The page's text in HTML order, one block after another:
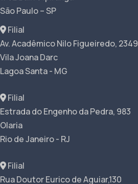
São Paulo – SP
Filial
Av. Acadêmico Nilo Figueiredo, 2349
Vila Joana Darc
Lagoa Santa - MG
Filial
Estrada do Engenho da Pedra, 983
Olaria
Rio de Janeiro - RJ
Filial
Rua Doutor Eurico de Aguiar,130